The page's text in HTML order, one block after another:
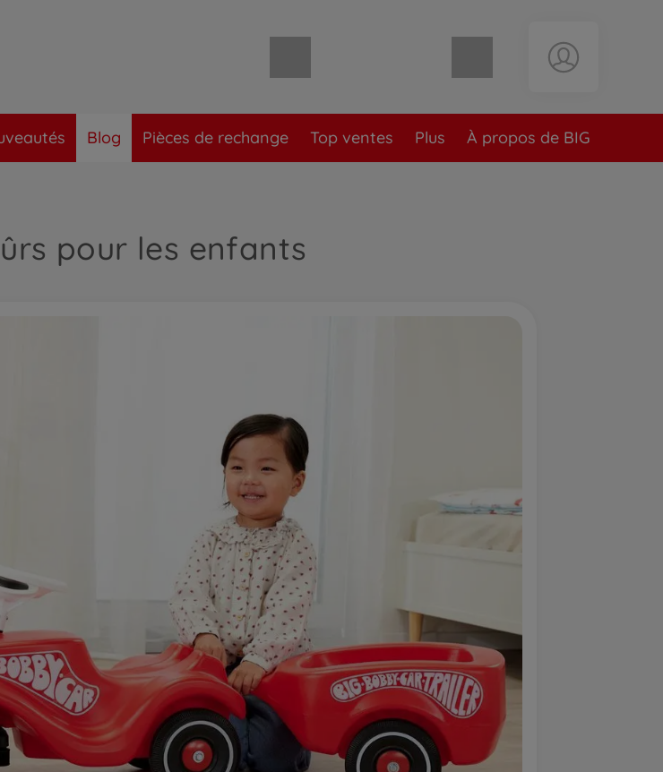
Blog Pièces de rechange Top ventes Plus À propos de BIG
pour les enfants